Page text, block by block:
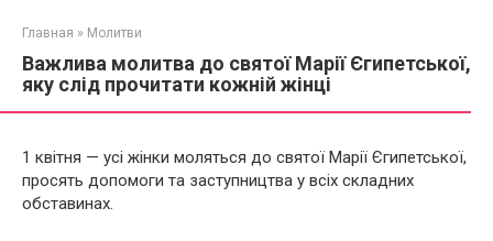
Главная » Молитви
Важлива молитва до святої Марії Єгипетської,
яку слід прочитати кожній жінці
1 квітня — усі жінки моляться до святої Марії Єгипетської,
просять допомоги та заступництва у всіх складних
обставинах.